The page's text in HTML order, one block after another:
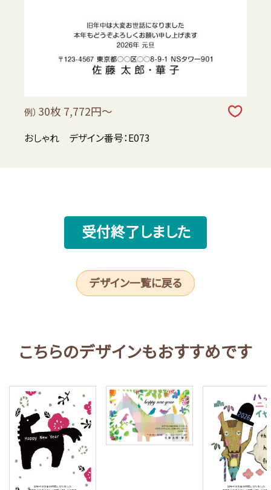
例） 30枚 7,772円～
おしゃれ デザイン番号：E073
受付終了しました
デザイン一覧に戻る
こちらのデザインもおすすめです